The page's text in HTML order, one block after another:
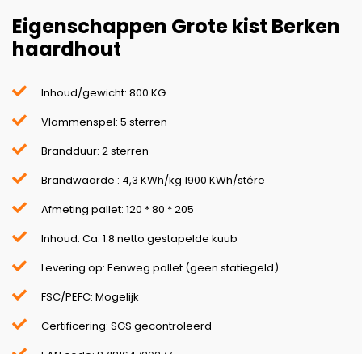
Eigenschappen Grote kist Berken
haardhout
Inhoud/gewicht: 800 KG
Vlammenspel: 5 sterren
Brandduur: 2 sterren
Brandwaarde : 4,3 KWh/kg 1900 KWh/stére
Afmeting pallet: 120 * 80 * 205
Inhoud: Ca. 1.8 netto gestapelde kuub
Levering op: Eenweg pallet (geen statiegeld)
FSC/PEFC: Mogelijk
Certificering: SGS gecontroleerd